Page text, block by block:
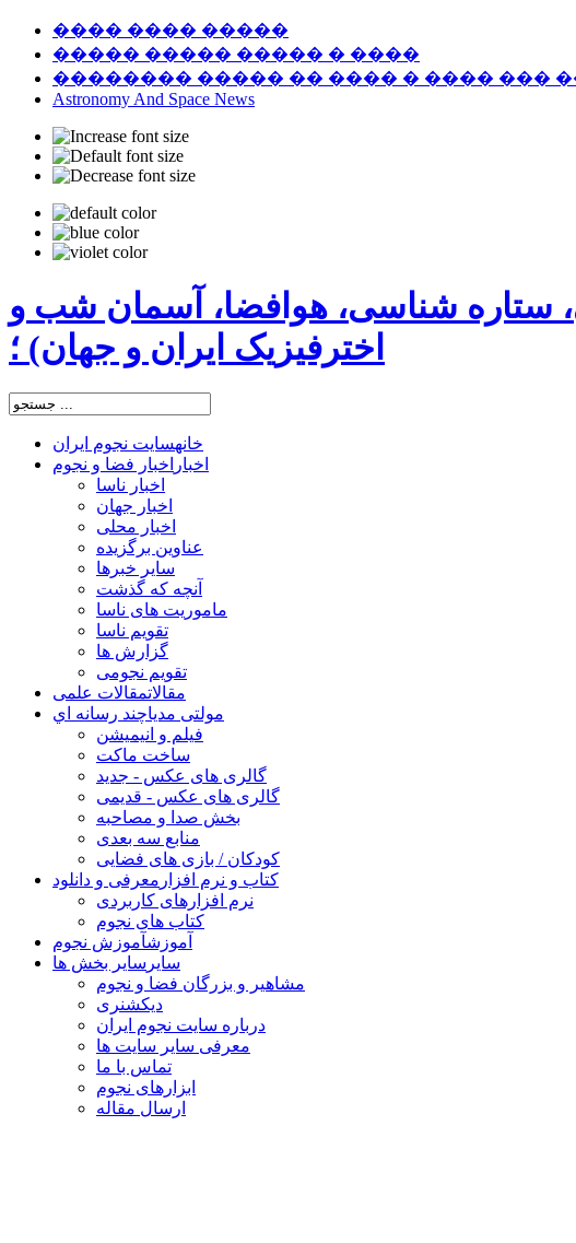
���� ���� �����
����� ����� ����� � ����
�������� ����� �� ���� � ���� ���
Astronomy And Space News
ستاره شناسی، هوافضا، آسمان شب و
اخترفیزیک ایران و جهان) ؛
خانهسایت نجوم ایران
اخبار اخبار فضا و نجوم
اخبار ناسا
اخبار جهان
اخبار محلی
عناوین برگزیده
سایر خبرها
آنچه که گذشت
ماموریت های ناسا
تقویم ناسا
گزارش ها
تقویم نجومی
مقالاتمقالات علمی
مولتی مدیاچند رسانه اي
فیلم و انیمیشن
ساخت ماکت
گالری های عکس - جدید
گالری های عکس - قدیمی
بخش صدا و مصاحبه
منابع سه بعدی
کودکان / بازی های فضایی
کتاب و نرم افزار معرفی و دانلود
نرم افزارهای کاربردی
کتاب های نجوم
آموزشآموزش نجوم
سایر سایر بخش ها
مشاهیر و بزرگان فضا و نجوم
دیکشنری
درباره سایت نجوم ایران
معرفی سایر سایت ها
تماس با ما
ابزارهای نجوم
ارسال مقاله